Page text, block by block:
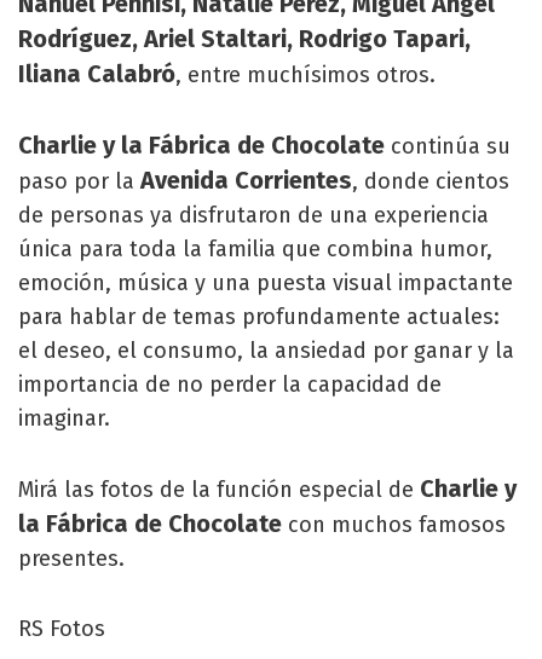
Rodríguez, Ariel Staltari, Rodrigo Tapari,
Iliana Calabró, entre muchísimos otros.
Charlie y la Fábrica de Chocolate continúa su
paso por laAvenida Corrientes, donde cientos
de personas ya disfrutaron de una experiencia
única para toda la familia que combina humor,
emoción, música y una puesta visual impactante
para hablar de temas profundamente actuales:
el deseo, el consumo, la ansiedad por ganar y la
importancia de no perder la capacidad de
imaginar.
Mirá las fotos de la función especial de Charlie y
la Fábrica de Chocolate con muchos famosos
presentes.
RS Fotos